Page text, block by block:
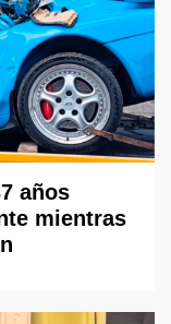
años
mientras